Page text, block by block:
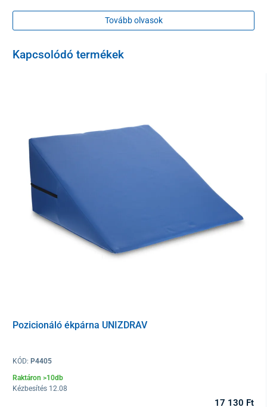
A pozicionáló henger hasznos masszázsoknál, fizioterápiás és
rehabilitációs gyakorlatoknál, korrekciós gimnasztikánál,
szennyeződésekkel szemben ellenálló, valamint
Paraméterek
Tovább olvasok
Kapcsolódó termékek
Pozicionáló ékpárna UNIZDRAV
KÓD: P4405
Raktáron >10db
Kézbesítés 12.08
17 130 Ft